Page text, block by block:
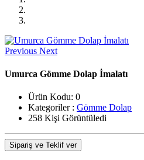
Previous Next
Umurca Gömme Dolap İmalatı
Ürün Kodu: 0
Kategoriler : Gömme Dolap
258 Kişi Görüntüledi
Sipariş ve Teklif ver